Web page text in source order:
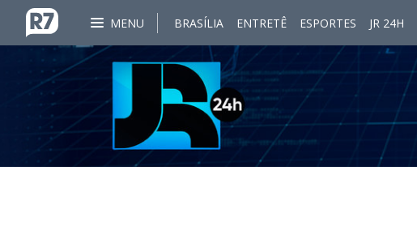
MENU BRASÍLIA ENTRETÊ ESPORTES JR 24H